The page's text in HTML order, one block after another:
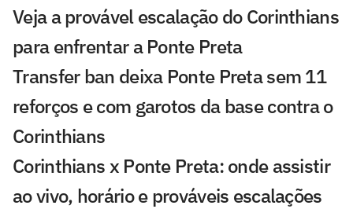
Veja a provável escalação do Corinthians
para enfrentar a Ponte Preta
Transfer ban deixa Ponte Preta sem 11
reforços e com garotos da base contra o
Corinthians
Corinthians x Ponte Preta: onde assistir
ao vivo, horário e prováveis escalações